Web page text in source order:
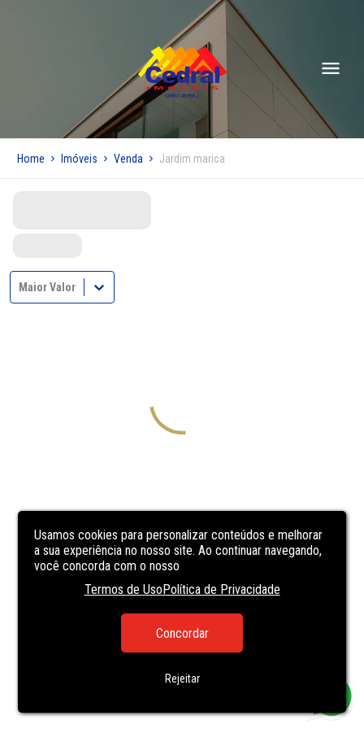
Usamos cookies para personalizar conteúdos e melhorar
a sua experiência no nosso site. Ao continuar navegando,
você concorda com o nosso
Termos de UsoPolítica de Privacidade
Concordar
Rejeitar
Home Imóveis Venda Jardim marica
Maior Valor